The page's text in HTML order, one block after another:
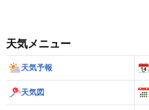
天気メニュー
天気予報
天気図